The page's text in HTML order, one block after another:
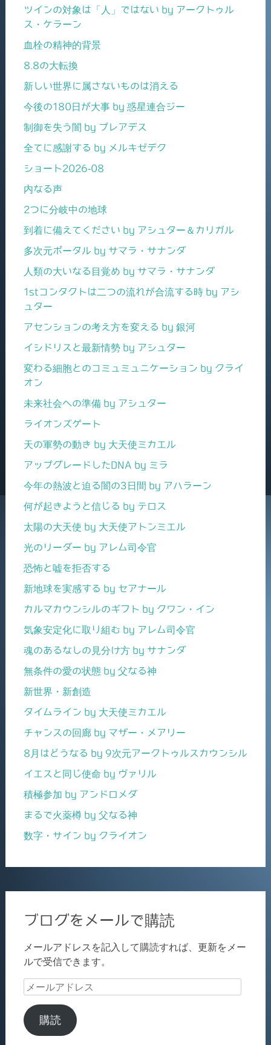
ツインの対象は「人」ではない by アークトゥル
ス・ケラーン
血栓の精神的背景
8.8の大転換
新しい世界に属さないものは消える
今後の180日が大事 by 惑星連合ジー
制御を失う闇 by プレアデス
全てに感謝する by メルキゼデク
ショート2026-08
内なる声
2つに分岐中の地球
到着に備えてください by アシュター＆カリガル
多次元ポータル by サマラ・サナンダ
人類の大いなる目覚め by サマラ・サナンダ
1stコンタクトは二つの流れが合流する時 by アシ
ュター
アセンションの考え方を変える by 銀河
イシドリスと最新情勢 by アシュター
変わる細胞とのコミュミュニケーション by クライ
オン
未来社会への準備 by アシュター
ライオンズゲート
天の軍勢の動き by 大天使ミカエル
アップグレードしたDNA by ミラ
今年の熱波と迫る闇の3日間 by アハラーン
何が起きようと信じる by テロス
太陽の大天使 by 大天使アトンミエル
光のリーダー by アレム司令官
恐怖と嘘を拒否する
新地球を実感する by セアナール
カルマカウンシルのギフト by クワン・イン
気象安定化に取り組む by アレム司令官
魂のあるなしの見分け方 by サナンダ
無条件の愛の状態 by 父なる神
新世界・新創造
タイムライン by 大天使ミカエル
チャンスの回廊 by マザー・メアリー
8月はどうなる by 9次元アークトゥルスカウンシル
イエスと同じ使命 by ヴァリル
積極参加 by アンドロメダ
まるで火薬樽 by 父なる神
数字・サイン by クライオン
ブログをメールで購読
メールアドレスを記入して購読すれば、更新をメー
ルで受信できます。
メ
ル
ア
購読